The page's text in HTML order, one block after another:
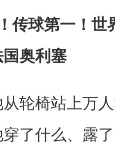
传球第一！世
奥利塞
轮椅站上万
了什么、露